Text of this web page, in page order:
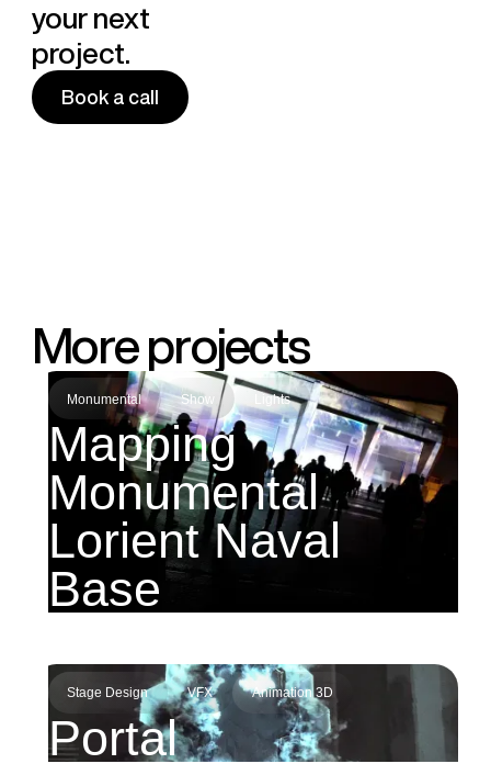
your next
project.
Book a call
More projects
Monumental Show Lights
Mapping
Monumental
Lorient Naval
Base
Stage Design VFX Animation 3D
Portal